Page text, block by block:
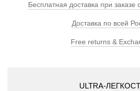
Бесплатная доставка при
Доставка по всей
Free returns &
ULTRA-